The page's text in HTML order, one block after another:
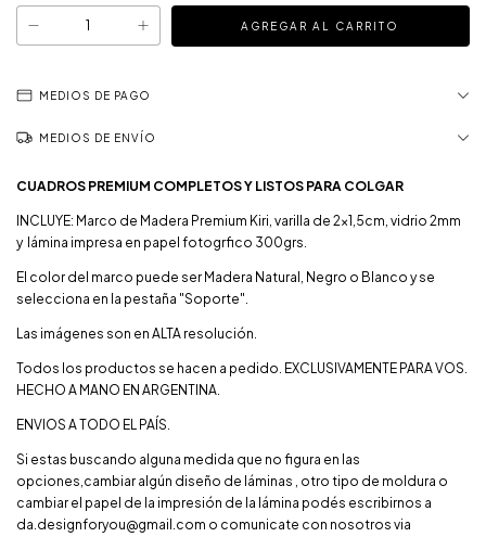
MEDIOS DE PAGO
MEDIOS DE ENVÍO
CUADROS PREMIUM COMPLETOS Y LISTOS PARA COLGAR
INCLUYE: Marco de Madera Premium Kiri, varilla de 2x1,5cm, vidrio 2mm
y lámina impresa en papel fotogrfico 300grs.
El color del marco puede ser Madera Natural, Negro o Blanco y se
selecciona en la pestaña "Soporte".
Las imágenes son en ALTA resolución.
Todos los productos se hacen a pedido. EXCLUSIVAMENTE PARA VOS.
HECHO A MANO EN ARGENTINA.
ENVIOS A TODO EL PAÍS.
Si estas buscando alguna medida que no figura en las
opciones,cambiar algún diseño de láminas , otro tipo de moldura o
cambiar el papel de la impresión de la lámina podés escribirnos a
da.designforyou@gmail.com o comunicate con nosotros via